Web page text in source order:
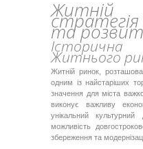
та
Житнього
Житній ринок,
одним із найстаріших
значення для міста
виконує важливу
унікальний
можливість
збереження та